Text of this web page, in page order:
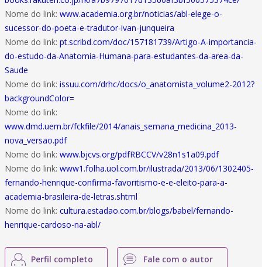
Nome do link: www.academia.org.br/noticias/abl-elege-o-
sucessor-do-poeta-e-tradutor-ivan-junqueira
Nome do link: pt.scribd.com/doc/157181739/Artigo-A-importancia-
do-estudo-da-Anatomia-Humana-para-estudantes-da-area-da-
Saude
Nome do link: issuu.com/drhc/docs/o_anatomista_volume2-2012?
backgroundColor=
Nome do link:
www.dmd.uem.br/fckfile/2014/anais_semana_medicina_2013-
nova_versao.pdf
Nome do link: www.bjcvs.org/pdfRBCCV/v28n1s1a09.pdf
Nome do link: www1.folha.uol.com.br/ilustrada/2013/06/1302405-
fernando-henrique-confirma-favoritismo-e-e-eleito-para-a-
academia-brasileira-de-letras.shtml
Nome do link: cultura.estadao.com.br/blogs/babel/fernando-
henrique-cardoso-na-abl/
Perfil completo Fale com o autor